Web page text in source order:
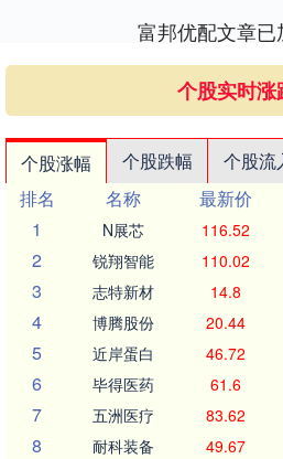
富邦优配文章已
个股实时涨
个股涨幅 个股跌幅 个股流
排名
名称 最新价
1
N展芯 116.52
2 锐翔智能 110.02
3 志特新材 14.8
4 博腾股份 20.44
5 近岸蛋白 46.72
6 毕得医药 61.6
7 五洲医疗 83.62
8 耐科装备 49.67